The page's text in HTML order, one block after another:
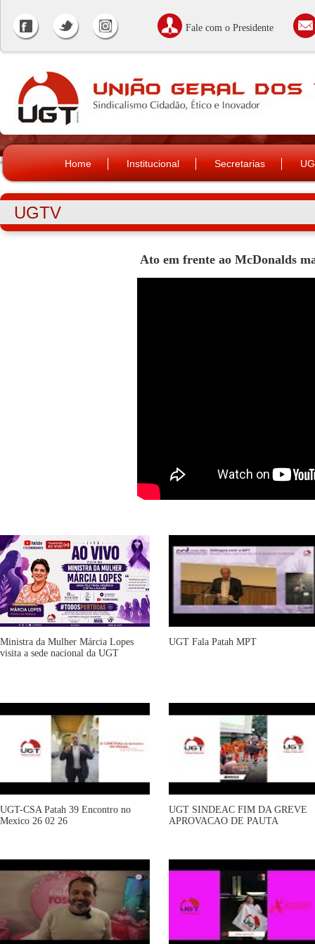
Fale com o Presidente
Home Institucional Secretarias
UGTV
Ato em frente ao McDonalds
Ministra da Mulher Márcia Lopes
visita a sede nacional da UGT
UGT Fala Patah MPT
UGT-CSA Patah 39 Encontro no
Mexico 26 02 26
UGT SINDEAC FIM DA GREVE
APROVACAO DE PAUTA